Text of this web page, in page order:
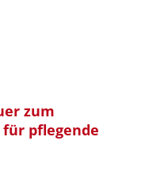
zum
pflegende